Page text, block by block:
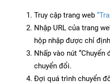
Truy cập trang web
Nhập URL của trang
hộp nhập được chỉ
Nhấp vào nút
chuyển đổi.
Đợi quá trình chuyển